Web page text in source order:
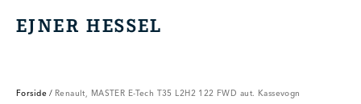
EJNER HESSEL
EJNER HESSEL
Forside / Renault, MASTER E-Tech T35 L2H2 122 FWD aut. Kassevogn